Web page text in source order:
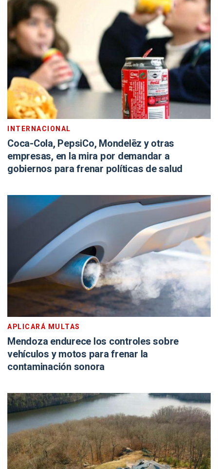
INTERNACIONAL
Coca-Cola, PepsiCo, Mondelēz y otras
empresas, en la mira por demandar a
gobiernos para frenar políticas de salud
APLICARÁ MULTAS
Mendoza endurece los controles sobre
vehículos y motos para frenar la
contaminación sonora